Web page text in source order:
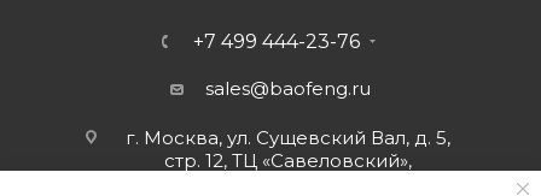
+7 499 444-23-76
sales@baofeng.ru
г. Москва, ул. Сущевский Вал, д. 5,
стр. 12, ТЦ «Савеловский»,